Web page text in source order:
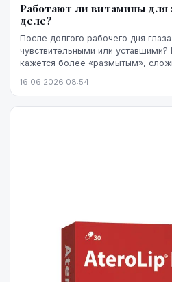
Работают ли витамины для
деле?
После долгого рабочего дня
чувствительными или
кажется более «размытым»,
16.06.2026 08:54